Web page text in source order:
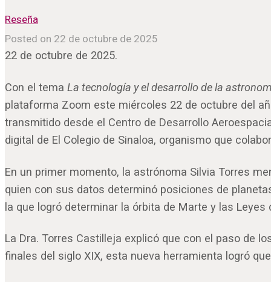
Reseña
Posted on 22 de octubre de 2025
22 de octubre de 2025.
Con el tema La tecnología y el desarrollo de la
plataforma Zoom este miércoles 22 de octubre del
transmitido desde el Centro de Desarrollo
digital de El Colegio de Sinaloa, organismo que
En un primer momento, la astrónoma Silvia Torres
quien con sus datos determinó posiciones de
la que logró determinar la órbita de Marte y las Leyes
La Dra. Torres Castilleja explicó que con el paso de
finales del siglo XIX, esta nueva herramienta logró